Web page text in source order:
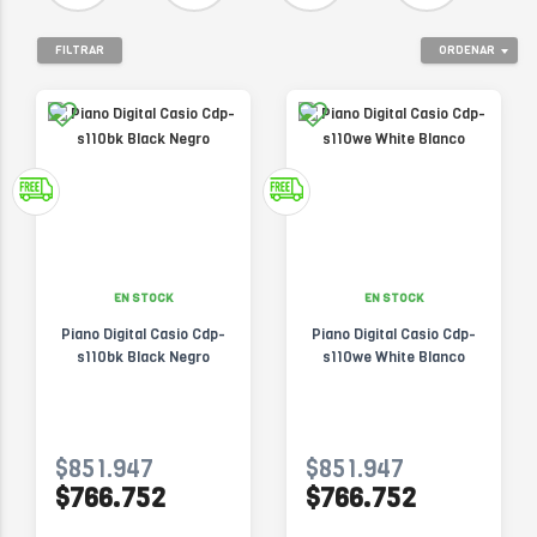
ORDENAR
FILTRAR
EN STOCK
Piano Digital Casio Cdp-
s110bk Black Negro
$851.947
$766.752
EN STOCK
Piano Digital Casio Cdp-
s110we White Blanco
$851.947
$766.752